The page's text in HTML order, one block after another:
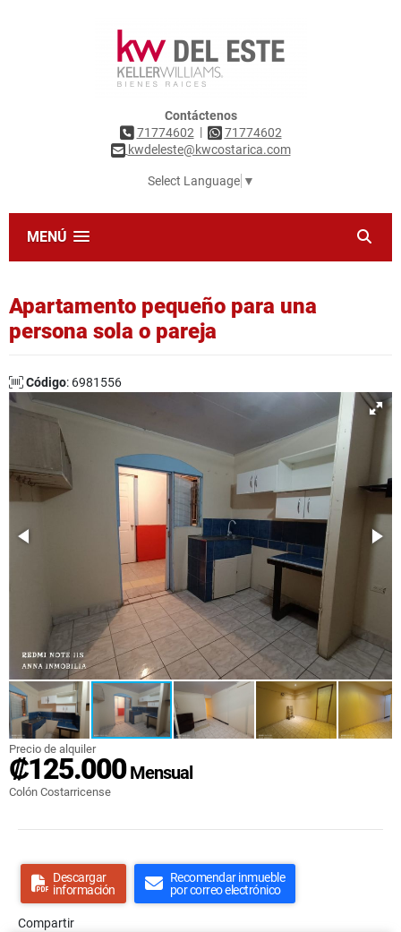
Contáctenos
71774602 |
71774602
kwdeleste@kwcostarica.com
Select Language ▼
MENÚ
Apartamento pequeño para una
persona sola o pareja
Código: 6981556
Precio de alquiler
₡125.000Mensual
Colón Costarricense
Descargar
información
Recomendar inmueble
por correo electrónico
Compartir